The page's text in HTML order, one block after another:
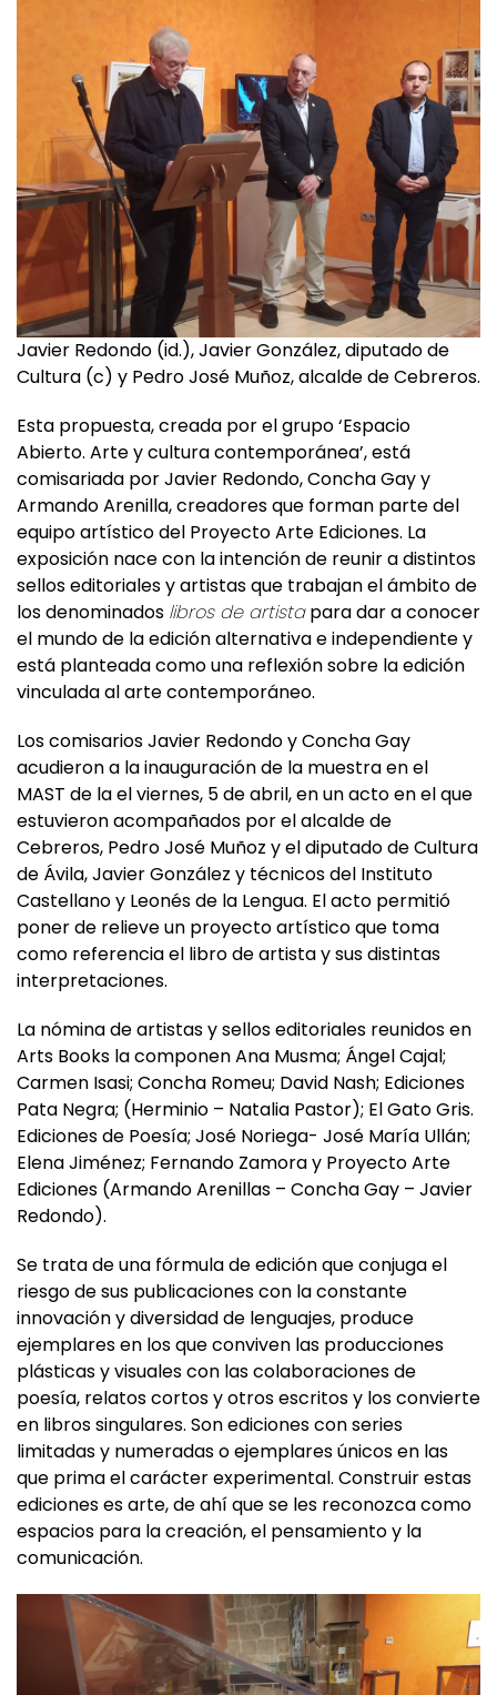
Javier Redondo (id.), Javier González, diputado de
Cultura (c) y Pedro José Muñoz, alcalde de Cebreros.
Esta propuesta, creada por el grupo ‘Espacio
Abierto. Arte y cultura contemporánea’, está
comisariada por Javier Redondo, Concha Gay y
Armando Arenilla, creadores que forman parte del
equipo artístico del Proyecto Arte Ediciones. La
exposición nace con la intención de reunir a distintos
sellos editoriales y artistas que trabajan el ámbito de
los denominadoslibros de artistapara dar a conocer
el mundo de la edición alternativa e independiente y
está planteada como una reflexión sobre la edición
vinculada al arte contemporáneo.
Los comisarios Javier Redondo y Concha Gay
acudieron a la inauguración de la muestra en el
MAST de la el viernes, 5 de abril, en un acto en el que
estuvieron acompañados por el alcalde de
Cebreros, Pedro José Muñoz y el diputado de Cultura
de Ávila, Javier González y técnicos del Instituto
Castellano y Leonés de la Lengua. El acto permitió
poner de relieve un proyecto artístico que toma
como referencia el libro de artista y sus distintas
interpretaciones.
La nómina de artistas y sellos editoriales reunidos en
Arts Books la componen Ana Musma; Ángel Cajal;
Carmen Isasi; Concha Romeu; David Nash; Ediciones
Pata Negra; (Herminio – Natalia Pastor); El Gato Gris.
Ediciones de Poesía; José Noriega- José María Ullán;
Elena Jiménez; Fernando Zamora y Proyecto Arte
Ediciones (Armando Arenillas – Concha Gay – Javier
Redondo).
Se trata de una fórmula de edición que conjuga el
riesgo de sus publicaciones con la constante
innovación y diversidad de lenguajes, produce
ejemplares en los que conviven las producciones
plásticas y visuales con las colaboraciones de
poesía, relatos cortos y otros escritos y los convierte
en libros singulares. Son ediciones con series
limitadas y numeradas o ejemplares únicos en las
que prima el carácter experimental. Construir estas
ediciones es arte, de ahí que se les reconozca como
espacios para la creación, el pensamiento y la
comunicación.